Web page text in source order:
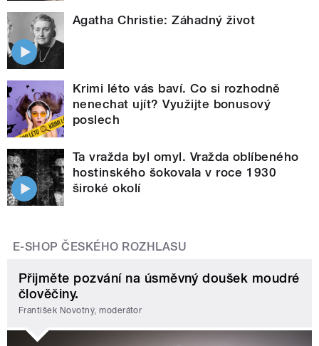
Agatha Christie: Záhadný život
Krimi léto vás baví. Co si rozhodně
nenechat ujít? Využijte bonusový
poslech
Ta vražda byl omyl. Vražda oblíbeného
hostinského šokovala v roce 1930
široké okolí
E-SHOP ČESKÉHO ROZHLASU
Přijměte pozvání na úsměvný doušek moudré
člověčiny.
František Novotný, moderátor